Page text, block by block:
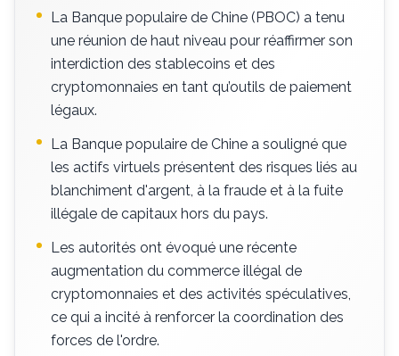
La Banque populaire de Chine (PBOC) a tenu
une réunion de haut niveau pour réaffirmer son
interdiction des stablecoins et des
cryptomonnaies en tant qu’outils de paiement
légaux.
La Banque populaire de Chine a souligné que
les actifs virtuels présentent des risques liés au
blanchiment d'argent, à la fraude et à la fuite
illégale de capitaux hors du pays.
Les autorités ont évoqué une récente
augmentation du commerce illégal de
cryptomonnaies et des activités spéculatives,
ce qui a incité à renforcer la coordination des
forces de l'ordre.